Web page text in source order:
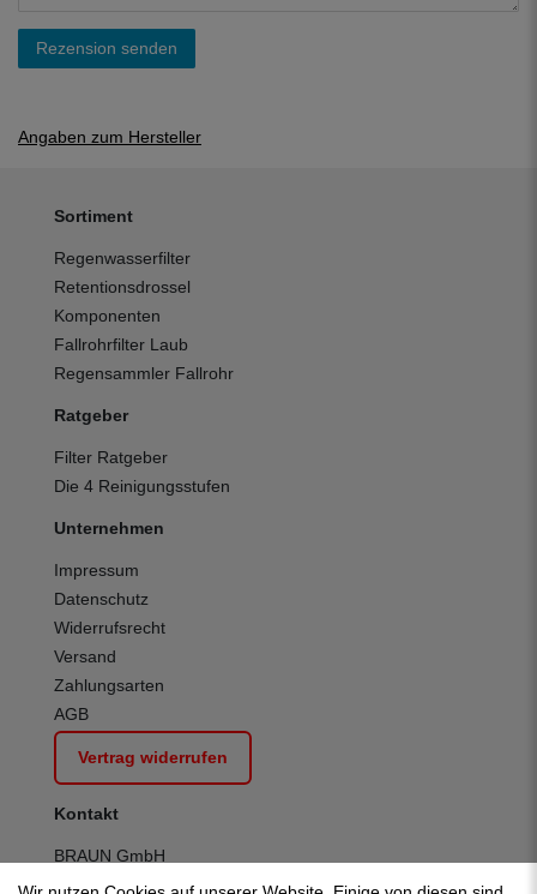
Rezension senden
Angaben zum Hersteller
Sortiment
Regenwasserfilter
Retentionsdrossel
Komponenten
Fallrohrfilter Laub
Regensammler Fallrohr
Ratgeber
Filter Ratgeber
Die 4 Reinigungsstufen
Unternehmen
Impressum
Datenschutz
Widerrufsrecht
Versand
Zahlungsarten
AGB
Vertrag widerrufen
Kontakt
BRAUN GmbH